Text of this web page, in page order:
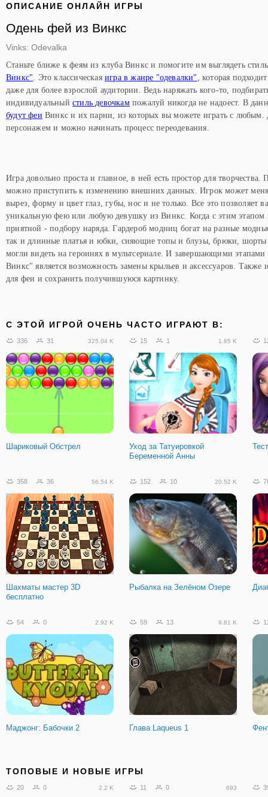
ОПИСАНИЕ ОНЛАЙН ИГРЫ
Одень фей из Винкс
Vinks: Odevalka
Станьте ближе к феям из клуба Винкс и помогите им выглядеть
Винкс" . Это классическаяигра в жанре "одевалки"
, которая
даже для более взрослой аудитории. Ведь наряжать кого-то,
индивидуальный стиль девочкампожалуй никогда не надоест. В
будут феи Винкс и их парни, из которых вы можете играть с любым.
персонажем и можно начинать процесс переодевания.
Игра довольно проста и главное, в ней есть простор для
можно приступить к изменению внешних данных. Игрок может
вырез, форму и цвет глаз, губы, нос и не только. Все это позволяет
уникальную фею или любую девушку из Винкс. Когда с этим этапом
приятной - подбору наряда. Гардероб модниц богат на разные
так и длинные платья и юбки, сияющие топы и блузы, брюки, шорты
могли видеть на героинях в мультсериале. И завершающими
Винкс" является возможность замены крыльев и аксессуаров. Также
для феи и сохранить получившуюся картинку.
C ЭТОЙ ИГРОЙ ОЧЕНЬ ЧАСТО ИГРАЮТ В:
336 31 325.04 K
Шариковый Обстрел
15 1 1.85 K
Уход за Татуировкой
Беременной Анны
358 36 56.54 K
Шахматы мастер 3D
бесплатно
152 10 20.52 K
Рыбалка на Зелёном Озере
54 0 2.92 K
Маджонг: Бабочки 2
59 13 9.81 K
Глава Laqueus 1
ТОПОВЫЕ И НОВЫЕ ИГРЫ
20 0 2.2 K 11 0 693